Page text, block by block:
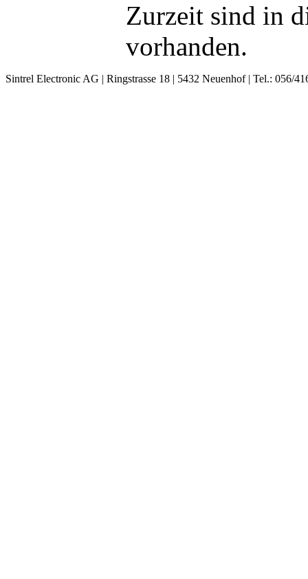
Zurzeit sind in
vorhanden.
Sintrel Electronic AG | Ringstrasse 18 | 5432 Neuenhof | Tel.: 056/